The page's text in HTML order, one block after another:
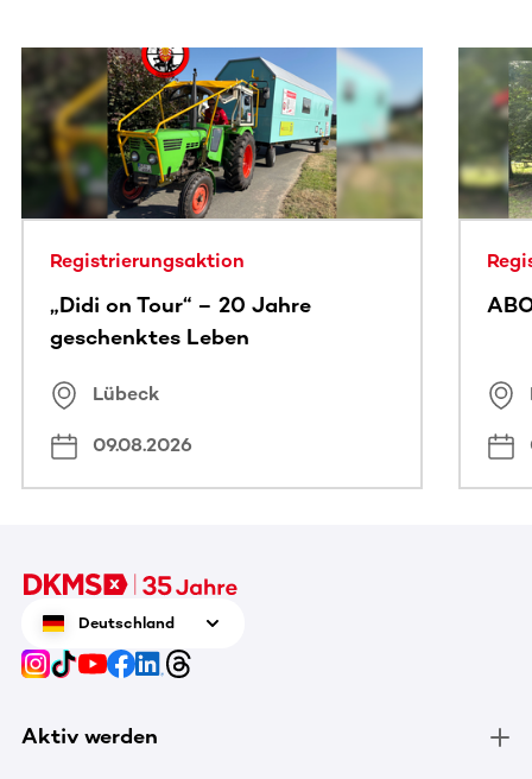
Dieser Bereich enthält horizontal scrollbare Inhalte.
Registrierungsaktion
„Didi on Tour“ – 20 Jahre
geschenktes Leben
Lübeck
09.08.2026
Deutschland
Aktiv werden